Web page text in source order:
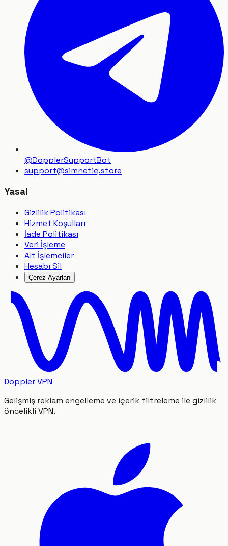
@DopplerSupportBot
support@simnetiq.store
Yasal
Gizlilik Politikası
Hizmet Koşulları
İade Politikası
Veri İşleme
Alt İşlemciler
Hesabı Sil
Çerez Ayarları
Doppler VPN
Gelişmiş reklam engelleme ve içerik filtreleme ile gizlilik
öncelikli VPN.